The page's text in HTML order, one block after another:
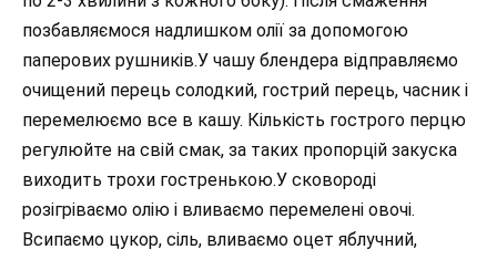
позбавляємося надлишком олії за допомогою
паперових рушників.У чашу блендера відправляємо
очищений перець солодкий, гострий перець, часник і
перемелюємо все в кашу. Кількість гострого перцю
регулюйте на свій смак, за таких пропорцій закуска
виходить трохи гостренькою.У сковороді
розігріваємо олію і вливаємо перемелені овочі.
Всипаємо цукор, сіль, вливаємо оцет яблучний,